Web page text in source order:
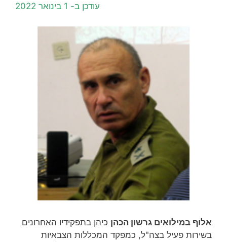
עודכן ב- 1 בינואר 2022
אלוף במילואים גרשון הכהן כיהן בתפקידיו האחרונים
בשירות פעיל בצה"ל, כמפקד המכללות הצבאיות